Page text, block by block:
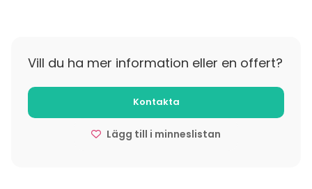
Vill du ha mer information eller en offert?
Kontakta
Lägg till i minneslistan